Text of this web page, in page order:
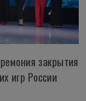
закрытия
игр России